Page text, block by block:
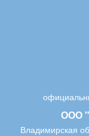
ООО
Владимирская